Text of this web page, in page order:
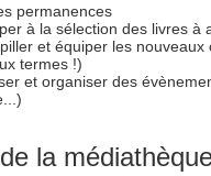
permanences
à la sélection des livres à
et équiper les
termes !)
et organiser des
la